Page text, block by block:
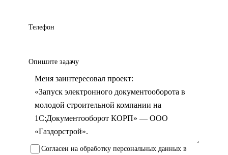
Телефон
Опишите задачу
Согласен на обработку персональных данных в